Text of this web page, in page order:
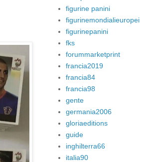
figurine panini
figurinemondialieuropei
figurinepanini
fks
forummarketprint
francia2019
francia84
francia98
gente
germania2006
gloriaeditions
guide
inghilterra66
italia90